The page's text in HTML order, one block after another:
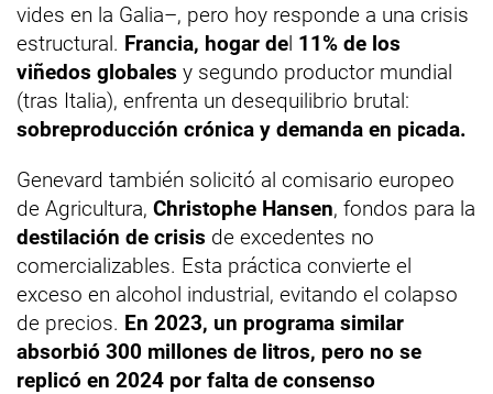
vides en la Galia–, pero hoy responde a una crisis
estructural. Francia, hogar del 11% de los
viñedos globales y segundo productor mundial
(tras Italia), enfrenta un desequilibrio brutal:
sobreproducción crónica y demanda en picada.
Genevard también solicitó al comisario europeo
de Agricultura, Christophe Hansen, fondos para la
destilación de crisis de excedentes no
comercializables. Esta práctica convierte el
exceso en alcohol industrial, evitando el colapso
de precios. En 2023, un programa similar
absorbió 300 millones de litros, pero no se
replicó en 2024 por falta de consenso